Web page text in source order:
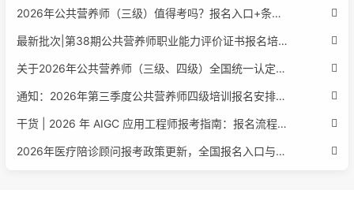
2026年公共营养师（三级）值得考吗？报名入口+条件+证书用途
最新批次|第38期公共营养师职业能力评价证书报名培训通知
关于2026年公共营养师（三级、四级）全国统一认定报名的服务通知
通知：2026年第三季度公共营养师四级培训报名安排正式发布
干货 | 2026 年 AIGC 应用工程师报考指南：报名流程、学历要求、培训课程、就业方向全梳理
2026年医疗陪诊顾问报考政策更新，全国报名入口与报考指南全同步